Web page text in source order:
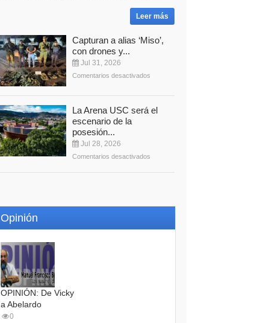
Leer más
Capturan a alias ‘Miso’,
con drones y...
Jul 31, 2026
Comentarios desactivados
La Arena USC será el
escenario de la
posesión...
Jul 28, 2026
Comentarios desactivados
Opinión
OPINIÓN: De Vicky
a Abelardo
0